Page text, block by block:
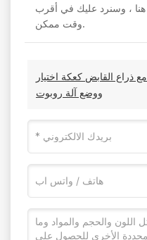
هنا ، وسنرد عليك في أقرب
وقت ممكن.
ذراع القابض كعكة اختيار
ووضع آلة روبوت